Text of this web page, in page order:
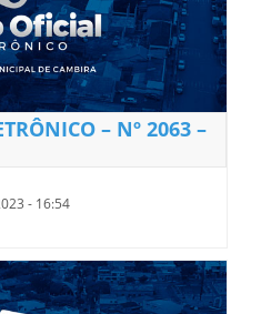
– Nº 2063 –
- 16:54